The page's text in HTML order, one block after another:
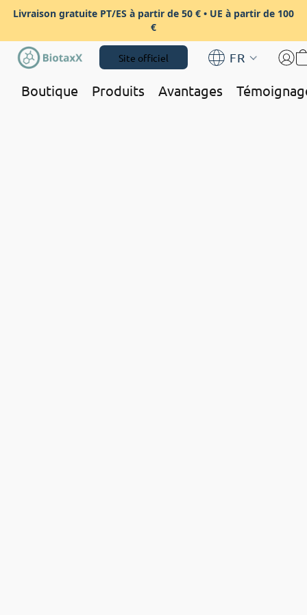
Livraison gratuite PT/ES à partir de 50 € • UE à partir de 100
€
Site officiel FR
Boutique Produits Avantages